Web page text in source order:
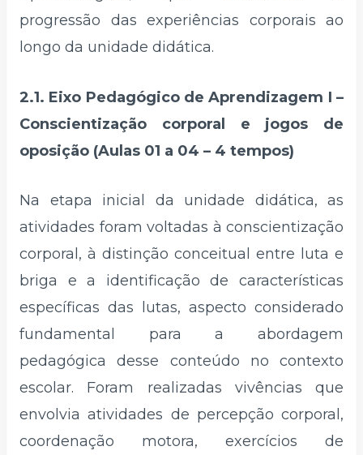
progressão das experiências corporais ao
longo da unidade didática.
2.1. Eixo Pedagógico de Aprendizagem I –
Conscientização corporal e jogos de
oposição (Aulas 01 a 04 – 4 tempos)
Na etapa inicial da unidade didática, as
atividades foram voltadas à conscientização
corporal, à distinção conceitual entre luta e
briga e a identificação de características
específicas das lutas, aspecto considerado
fundamental para a abordagem
pedagógica desse conteúdo no contexto
escolar. Foram realizadas vivências que
envolvia atividades de percepção corporal,
coordenação motora, exercícios de